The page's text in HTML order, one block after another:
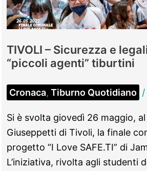
TIVOLI – Sicurezza e
“piccoli agenti” tiburtini
Cronaca, Tiburno Quotidiano /
Si è svolta giovedì 26 maggio,
Giuseppetti di Tivoli, la finale
progetto “I Love SAFE.TI” di
L’iniziativa, rivolta agli studenti